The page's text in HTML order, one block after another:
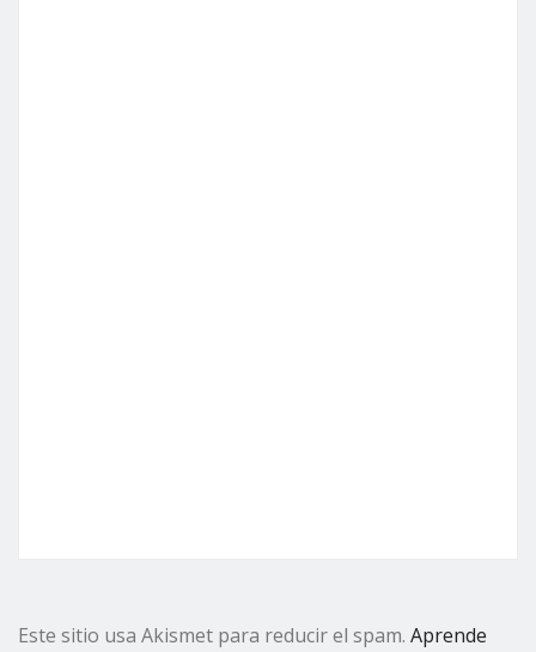
Este sitio usa Akismet para reducir el spam. Aprende